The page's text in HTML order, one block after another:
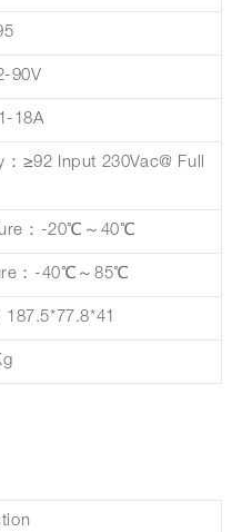
90V
18A
≥92 Input 230Vac@ Full
：-20℃～40℃
：-40℃～85℃